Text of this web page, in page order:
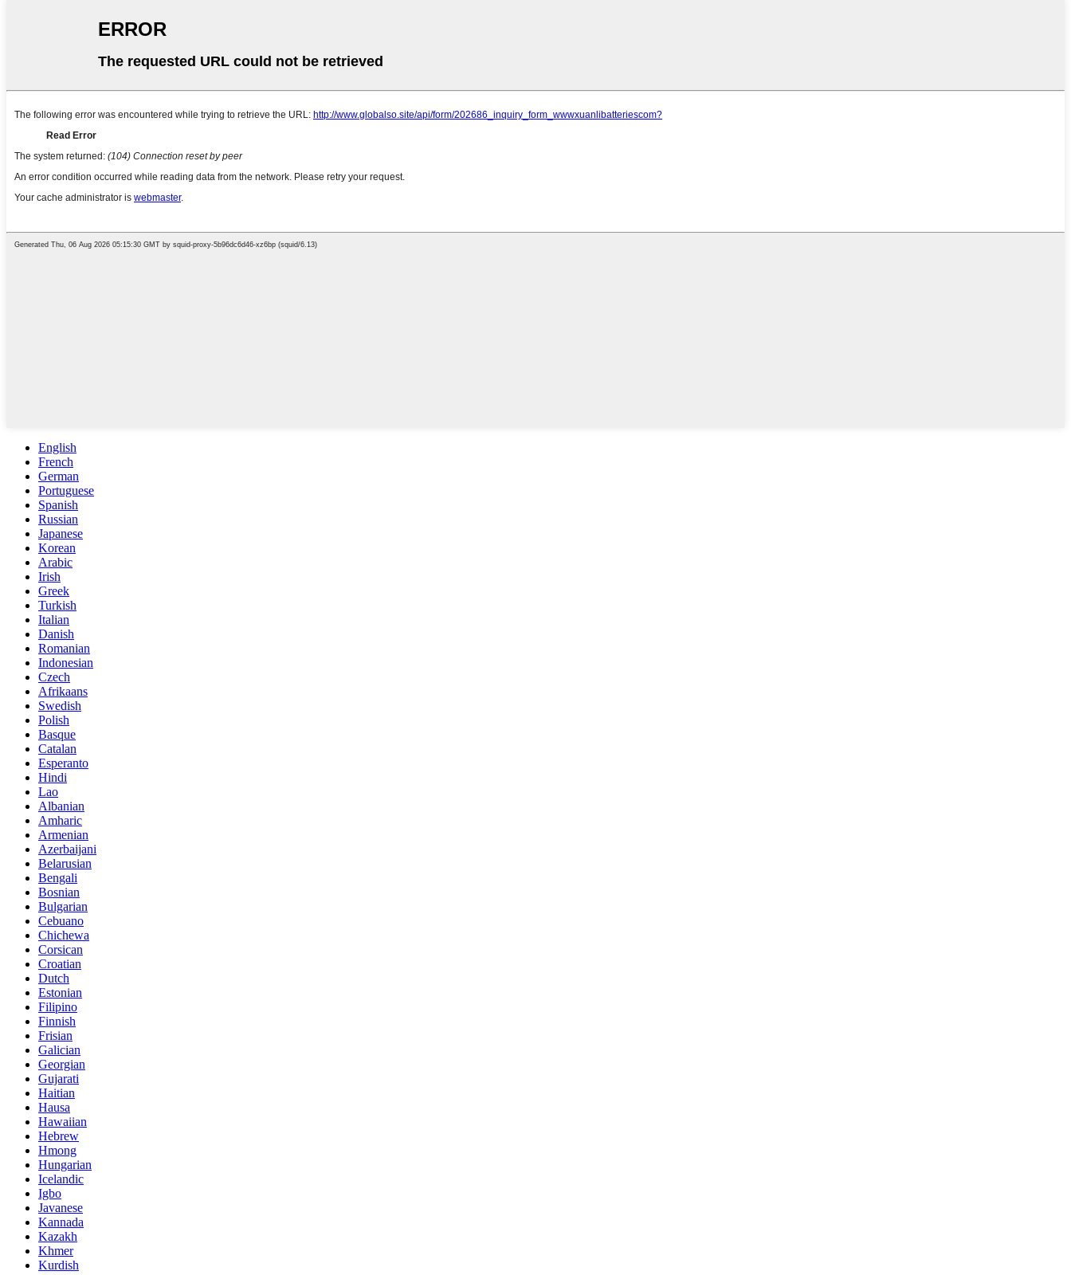
English
French
German
Portuguese
Spanish
Russian
Japanese
Korean
Arabic
Irish
Greek
Turkish
Italian
Danish
Romanian
Indonesian
Czech
Afrikaans
Swedish
Polish
Basque
Catalan
Esperanto
Hindi
Lao
Albanian
Amharic
Armenian
Azerbaijani
Belarusian
Bengali
Bosnian
Bulgarian
Cebuano
Chichewa
Corsican
Croatian
Dutch
Estonian
Filipino
Finnish
Frisian
Galician
Georgian
Gujarati
Haitian
Hausa
Hawaiian
Hebrew
Hmong
Hungarian
Icelandic
Igbo
Javanese
Kannada
Kazakh
Khmer
Kurdish